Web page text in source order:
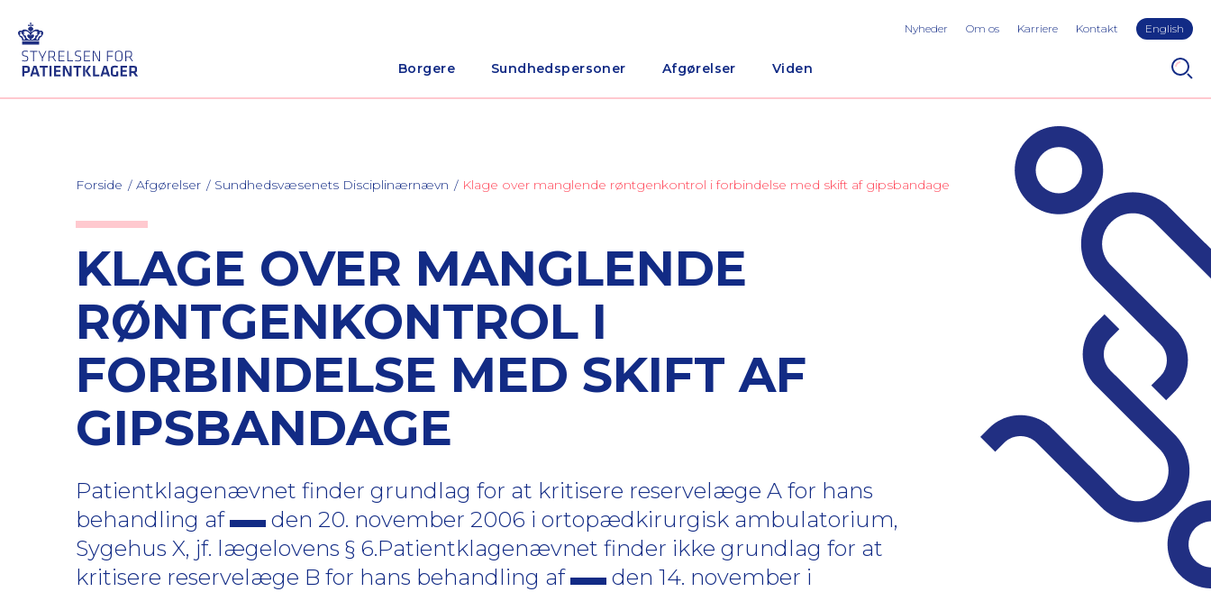
Borgere Sundhedspersoner Afgørelser Viden
Nyheder Om os Karriere Kontakt English
Forside Afgørelser Sundhedsvæsenets Disciplinærnævn Klage over manglende røntgenkontrol i forbindelse med skift af gipsbandage
KLAGE OVER MANGLENDE
RØNTGENKONTROL I
FORBINDELSE MED SKIFT AF
GIPSBANDAGE
Patientklagenævnet finder grundlag for at kritisere reservelæge A for hans
behandling af
den 20. november 2006 i ortopædkirurgisk ambulatorium,
Sygehus X, jf. lægelovens § 6.Patientklagenævnet finder ikke grundlag for at
kritisere reservelæge B for hans behandling af
den 14. november i